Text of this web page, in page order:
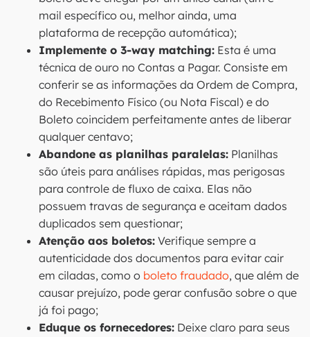
mail específico ou, melhor ainda, uma
plataforma de recepção automática);
Implemente o 3-way matching: Esta é uma
técnica de ouro no Contas a Pagar. Consiste em
conferir se as informações da Ordem de Compra,
do Recebimento Físico (ou Nota Fiscal) e do
Boleto coincidem perfeitamente antes de liberar
qualquer centavo;
Abandone as planilhas paralelas: Planilhas
são úteis para análises rápidas, mas perigosas
para controle de fluxo de caixa. Elas não
possuem travas de segurança e aceitam dados
duplicados sem questionar;
Atenção aos boletos: Verifique sempre a
autenticidade dos documentos para evitar cair
em ciladas, como o boleto fraudado, que além de
causar prejuízo, pode gerar confusão sobre o que
já foi pago;
Eduque os fornecedores: Deixe claro para seus